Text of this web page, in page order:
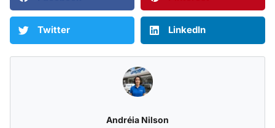
Twitter LinkedIn
Andréia Nilson